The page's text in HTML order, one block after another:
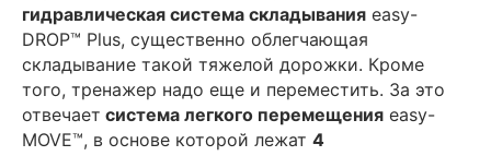
гидравлическая система складывания easy-
DROP™ Plus, существенно облегчающая
складывание такой тяжелой дорожки. Кроме
того, тренажер надо еще и переместить. За это
отвечает система легкого перемещения easy-
MOVE™, в основе которой лежат 4